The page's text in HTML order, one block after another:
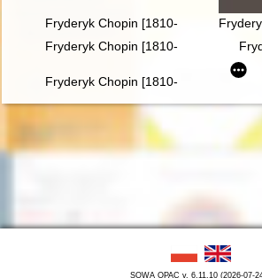
Fryderyk Chopin [1810-1849]. Ród i
Fryderyk Chopin [1810-1849]
Fryderyk Chopin [1810-1949] wśród
SOWA OPAC v. 6.11.10 (2026-07-